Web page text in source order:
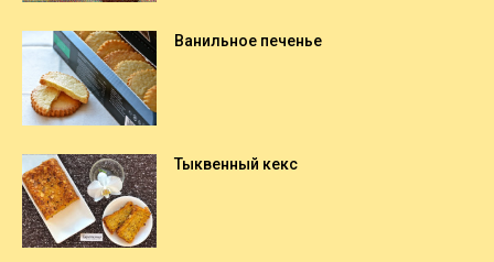
Ванильное печенье
Тыквенный кекс